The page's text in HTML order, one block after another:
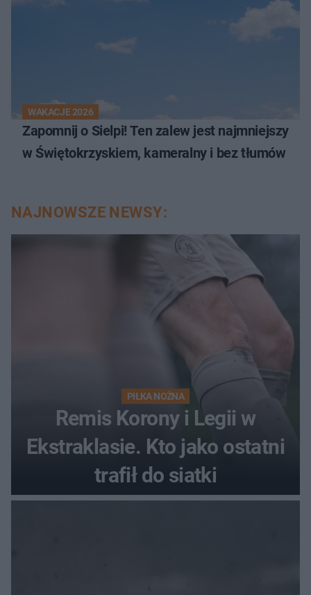
WAKACJE 2026
Zapomnij o Sielpi! Ten zalew jest najmniejszy
w Świętokrzyskiem, kameralny i bez tłumów
NAJNOWSZE NEWSY:
PIŁKA NOŻNA
Remis Korony i Legii w
Ekstraklasie. Kto jako ostatni
trafił do siatki